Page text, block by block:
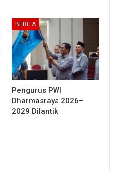
BERITA
Pengurus PWI
Dharmasraya 2026–
2029 Dilantik